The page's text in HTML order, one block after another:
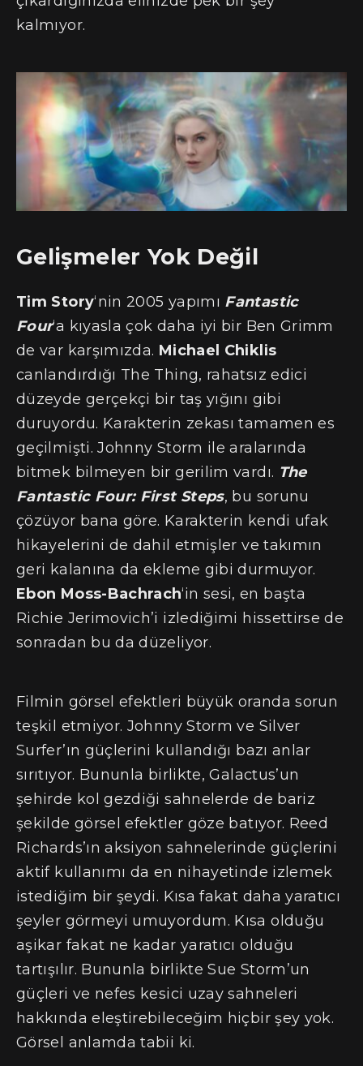
kalmıyor.
Gelişmeler Yok Değil
Tim Story‘nin 2005 yapımı Fantastic
Four‘a kıyasla çok daha iyi bir Ben Grimm
de var karşımızda. Michael Chiklis
canlandırdığı The Thing, rahatsız edici
düzeyde gerçekçi bir taş yığını gibi
duruyordu. Karakterin zekası tamamen es
geçilmişti. Johnny Storm ile aralarında
bitmek bilmeyen bir gerilim vardı. The
Fantastic Four: First Steps, bu sorunu
çözüyor bana göre. Karakterin kendi ufak
hikayelerini de dahil etmişler ve takımın
geri kalanına da ekleme gibi durmuyor.
Ebon Moss-Bachrach‘in sesi, en başta
Richie Jerimovich’i izlediğimi hissettirse de
sonradan bu da düzeliyor.
Filmin görsel efektleri büyük oranda sorun
teşkil etmiyor. Johnny Storm ve Silver
Surfer’ın güçlerini kullandığı bazı anlar
sırıtıyor. Bununla birlikte, Galactus’un
şehirde kol gezdiği sahnelerde de bariz
şekilde görsel efektler göze batıyor. Reed
Richards’ın aksiyon sahnelerinde güçlerini
aktif kullanımı da en nihayetinde izlemek
istediğim bir şeydi. Kısa fakat daha yaratıcı
şeyler görmeyi umuyordum. Kısa olduğu
aşikar fakat ne kadar yaratıcı olduğu
tartışılır. Bununla birlikte Sue Storm’un
güçleri ve nefes kesici uzay sahneleri
hakkında eleştirebileceğim hiçbir şey yok.
Görsel anlamda tabii ki.